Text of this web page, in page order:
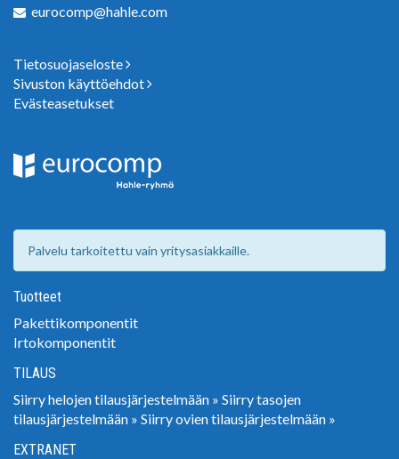
eurocomp@hahle.com
Tietosuojaseloste
Sivuston käyttöehdot
Evästeasetukset
Palvelu tarkoitettu vain yritysasiakkaille.
Tuotteet
Pakettikomponentit
Irtokomponentit
TILAUS
Siirry helojen tilausjärjestelmään » Siirry tasojen
tilausjärjestelmään » Siirry ovien tilausjärjestelmään »
EXTRANET